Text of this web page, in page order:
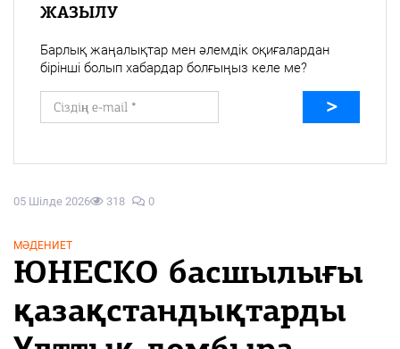
05 Шілде 2026 318 0
МӘДЕНИЕТ
ЮНЕСКО басшылығы
қазақстандықтарды
ЖАЗЫЛУ
Барлық жаңалықтар мен әлемдік оқиғалардан
бірінші болып хабардар болғыңыз келе ме?